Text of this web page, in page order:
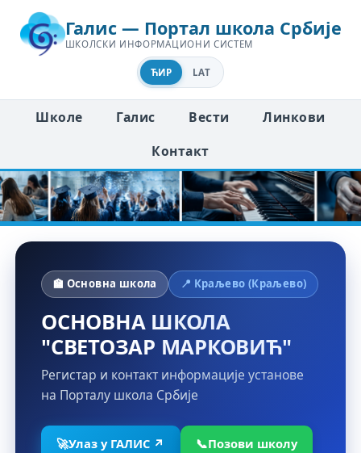
Галис — Портал школа Србије
ШКОЛСКИ ИНФОРМАЦИОНИ СИСТЕМ
ЋИР LAT
Школе Галис Вести
Линкови
Контакт
🏫 Основна школа 📍 Краљево (Краљево)
ОСНОВНА ШКОЛА
"СВЕТОЗАР МАРКОВИЋ"
Регистар и контакт информације установе
на Порталу школа Србије
🚀Улаз у ГАЛИС ↗ 📞Позови школу